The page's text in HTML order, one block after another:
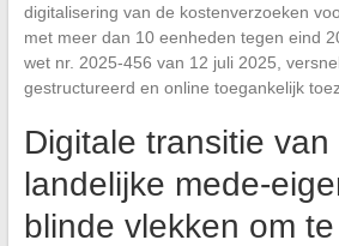
digitalisering van de kostenverzoeken
met meer dan 10 eenheden tegen eind
wet nr. 2025-456 van 12 juli 2025,
gestructureerd en online toegankelijk
Digitale transitie
landelijke mede-
blinde vlekken om